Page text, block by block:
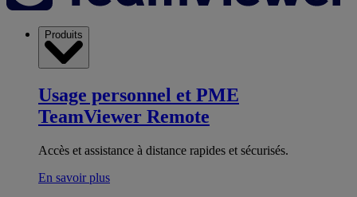
Produits
Usage personnel et PME
TeamViewer Remote
Accès et assistance à distance rapides et sécurisés.
En savoir plus